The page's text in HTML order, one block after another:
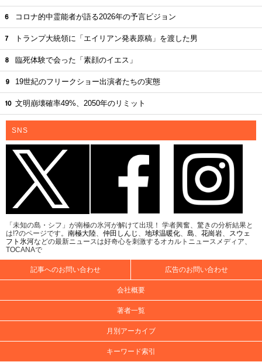
コロナ的中霊能者が語る2026年の予言ビジョン
トランプ大統領に「エイリアン発表原稿」を渡した男
臨死体験で会った「素顔のイエス」
19世紀のフリークショー出演者たちの実態
文明崩壊確率49%、2050年のリミット
SNS
「未知の島・シフ」が南極の氷河が解けて出現！ 学者興奮、驚きの分析結果と
は!?のページです。 南極大陸 仲田しんじ 地球温暖化 島 花崗岩
スウェ
フト氷河などの最新ニュースは好奇心を刺激するオカルトニュースメディア、
TOCANAで
記事へのお問い合わせ 広告のお問い合わせ
会社概要
著者一覧
月別アーカイブ
キーワード索引